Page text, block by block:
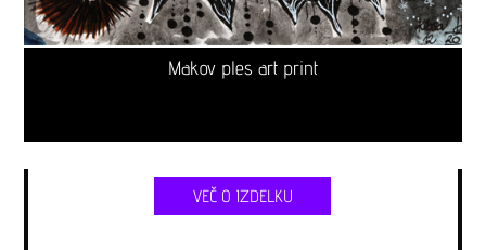
Makov ples art print
VEČ O IZDELKU